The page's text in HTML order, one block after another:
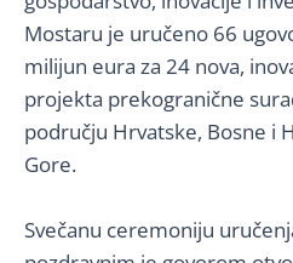
Mostaru je uručeno 66
milijun eura za 24 nova,
projekta prekogranične
području Hrvatske, Bosne i
Gore.
Svečanu ceremoniju